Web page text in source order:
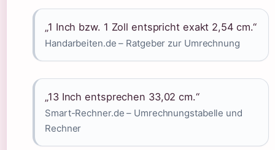
„1 Inch bzw. 1 Zoll entspricht exakt 2,54 cm.“
Handarbeiten.de – Ratgeber zur Umrechnung
„13 Inch entsprechen 33,02 cm.“
Smart-Rechner.de – Umrechnungstabelle und
Rechner